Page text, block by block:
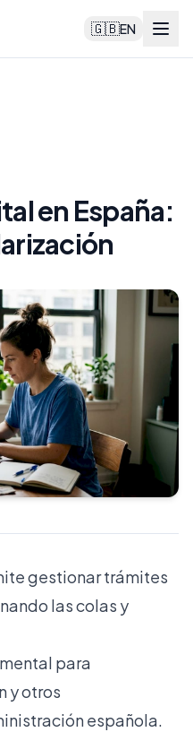
🇬🇧EN
en España:
gestionar trámites
las colas y
para
y otros
española.